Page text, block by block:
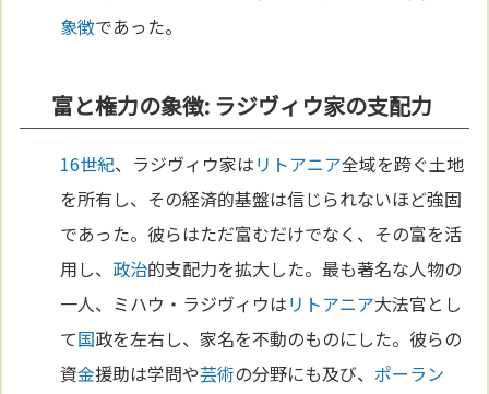
象徴であった。
富と権力の象徴: ラジヴィウ家の支配力
16世紀、ラジヴィウ家はリトアニア全域を跨ぐ土地
を所有し、その経済的基盤は信じられないほど強固
であった。彼らはただ富むだけでなく、その富を活
用し、 政治的支配力を拡大した。最も著名な人物の
一人、ミハウ・ラジヴィウはリトアニア大法官とし
て国政を左右し、家名を不動のものにした。彼らの
資金援助は学問や芸術の分野にも及び、 ポーラン